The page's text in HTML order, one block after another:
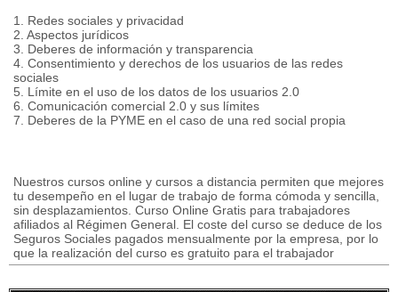
1. Redes sociales y privacidad
2. Aspectos jurídicos
3. Deberes de información y transparencia
4. Consentimiento y derechos de los usuarios de las redes
sociales
5. Límite en el uso de los datos de los usuarios 2.0
6. Comunicación comercial 2.0 y sus límites
7. Deberes de la PYME en el caso de una red social propia
Nuestros cursos online y cursos a distancia permiten que mejores
tu desempeño en el lugar de trabajo de forma cómoda y sencilla,
sin desplazamientos. Curso Online Gratis para trabajadores
afiliados al Régimen General. El coste del curso se deduce de los
Seguros Sociales pagados mensualmente por la empresa, por lo
que la realización del curso es gratuito para el trabajador